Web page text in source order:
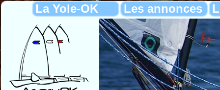
La Yole-OK Les annonces